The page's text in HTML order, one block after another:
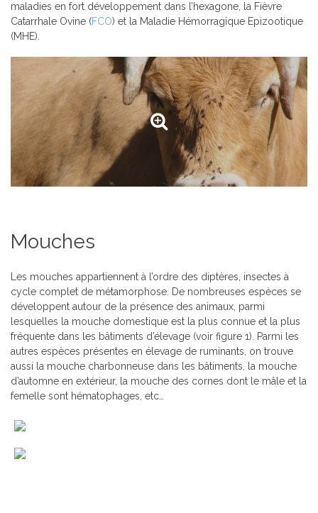
maladies en fort développement dans l’hexagone, la Fièvre
Catarrhale Ovine (FCO) et la Maladie Hémorragique Epizootique
(MHE).
Mouches
Les mouches appartiennent à l’ordre des diptères, insectes à
cycle complet de métamorphose. De nombreuses espèces se
développent autour de la présence des animaux, parmi
lesquelles la mouche domestique est la plus connue et la plus
fréquente dans les bâtiments d’élevage (voir figure 1). Parmi les
autres espèces présentes en élevage de ruminants, on trouve
aussi la mouche charbonneuse dans les bâtiments, la mouche
d’automne en extérieur, la mouche des cornes dont le mâle et la
femelle sont hématophages, etc…